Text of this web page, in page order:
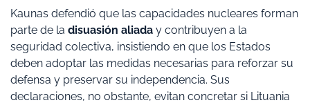
Kaunas defendió que las capacidades nucleares forman
parte de la disuasión aliada y contribuyen a la
seguridad colectiva, insistiendo en que los Estados
deben adoptar las medidas necesarias para reforzar su
defensa y preservar su independencia. Sus
declaraciones, no obstante, evitan concretar si Lituania